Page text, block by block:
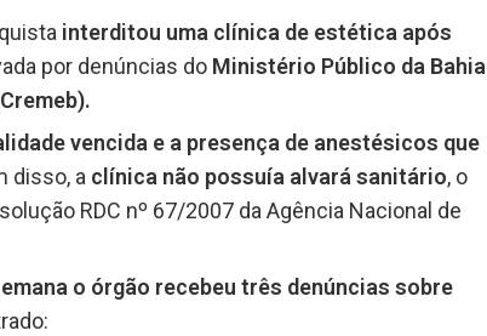
interditou uma clínica de estética após
por denúncias do Ministério Público da Bahia
vencida e a presença de anestésicos que
disso, a clínica não possuía alvará sanitário, o
RDC nº 67/2007 da Agência Nacional de
o órgão recebeu três denúncias sobre